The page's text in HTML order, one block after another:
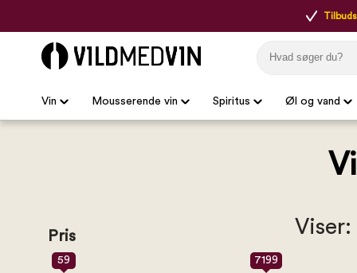
Vin Mousserende vin Spiritus Øl og vand
Pris
59 7199
Viser: